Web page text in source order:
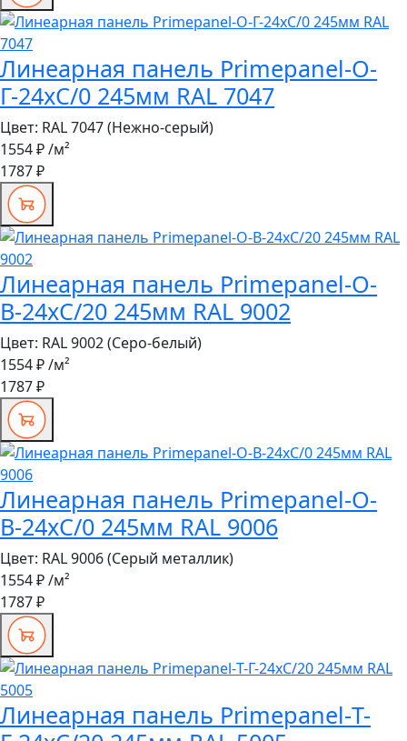
Линеарная панель Primepanel-О-
Г-24хС/0 245мм RAL 7047
Цвет: RAL 7047 (Нежно-серый)
1554 ₽/м²
1787 ₽
Линеарная панель Primepanel-О-
В-24хС/20 245мм RAL 9002
Цвет: RAL 9002 (Серо-белый)
1554 ₽/м²
1787 ₽
Линеарная панель Primepanel-О-
В-24хС/0 245мм RAL 9006
Цвет: RAL 9006 (Серый металлик)
1554 ₽/м²
1787 ₽
Линеарная панель Primepanel-Т-